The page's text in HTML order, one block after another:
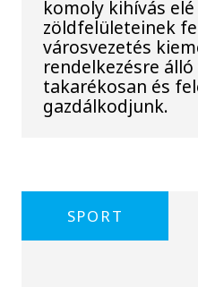
komoly kihívás
zöldfelületeinek
városvezetés
rendelkezésre
takarékosan és
gazdálkodjunk.
SPORT